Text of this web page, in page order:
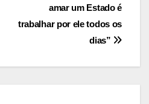
amar um Estado é
trabalhar por ele todos os
dias”